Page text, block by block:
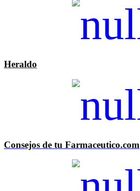
Heraldo
Consejos de tu Farmaceutico.com